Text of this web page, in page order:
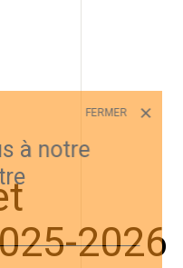
2026
FERMER
à notre